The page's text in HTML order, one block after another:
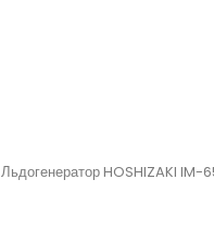
Льдогенератор HOSHIZAKI IM-